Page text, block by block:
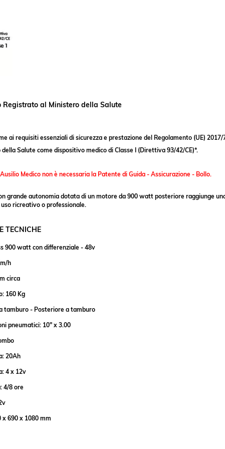
Registrato al Ministero della Salute
ai requisiti essenziali di sicurezza e prestazione del Regolamento (UE)
Salute come dispositivo medico di Classe I (Direttiva 93/42/CE)*.
Medico non è necessaria la Patente di Guida - Assicurazione - Bollo.
grande autonomia dotata di un motore da 900 watt posteriore raggiunge
ricreativo o professionale.
TECNICHE
900 watt con differenziale - 48v
h
circa
160 Kg
tamburo - Posteriore a tamburo
pneumatici: 10" x 3.00
20Ah
4 x 12v
4/8 ore
x 690 x 1080 mm